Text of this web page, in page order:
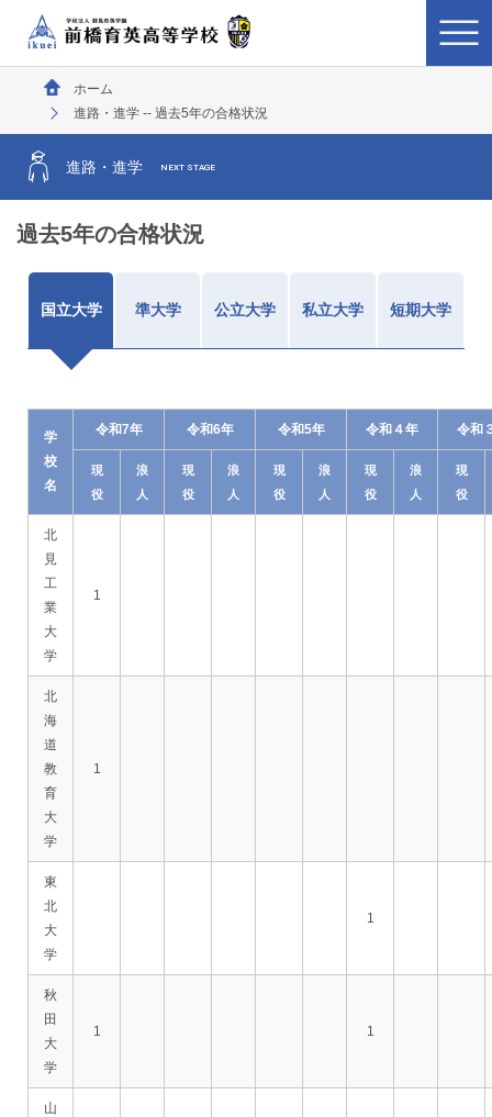
ホーム
進路・進学 -- 過去5年の合格状況
進路・進学 NEXT STAGE
過去5年の合格状況
国立大学 準大学 公立大学 私立大学 短期大学
学
校
名
令和7年 令和6年 令和5年 令和４年 令和
現
役
浪
人
現
役
浪
人
現
役
浪
人
現
役
浪
人
現
役
北
見
工
業
大
学
1
北
海
道
教
育
大
学
1
東
北
大
学
1
秋
田
大
学
1 1
山